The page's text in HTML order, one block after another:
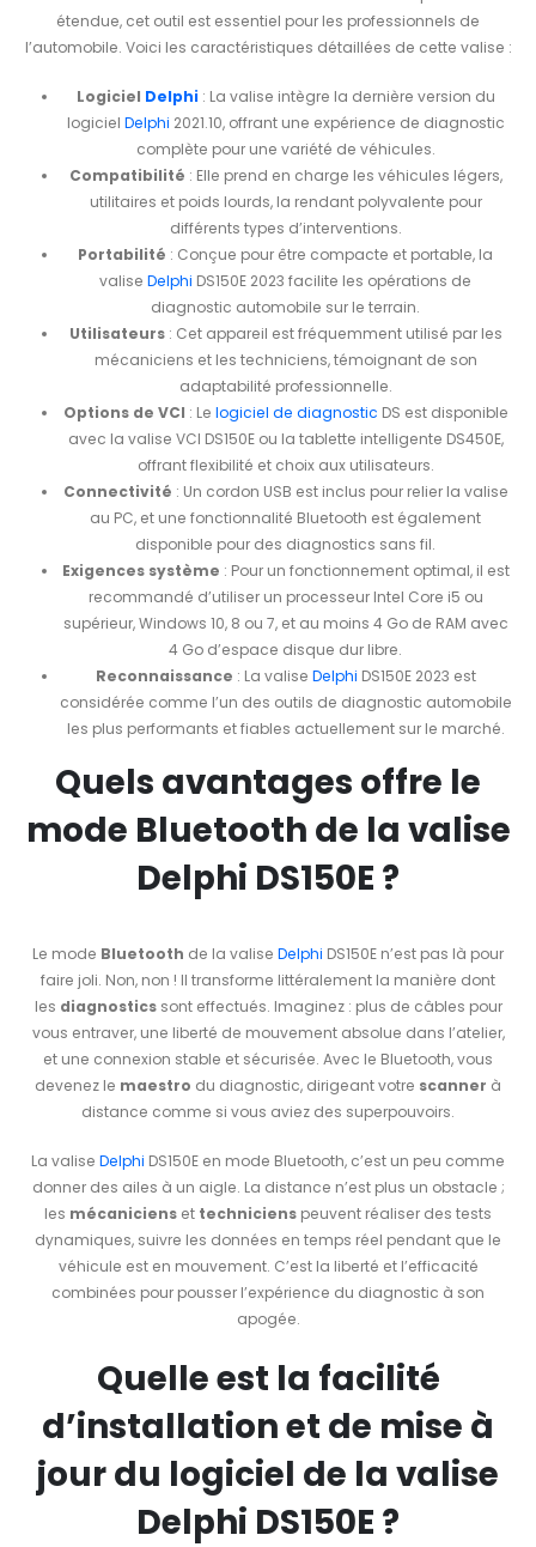
étendue, cet outil est essentiel pour les professionnels de
l’automobile. Voici les caractéristiques détaillées de cette valise :
Logiciel Delphi: La valise intègre la dernière version du
logiciel Delphi 2021.10, offrant une expérience de diagnostic
complète pour une variété de véhicules.
Compatibilité : Elle prend en charge les véhicules légers,
utilitaires et poids lourds, la rendant polyvalente pour
différents types d’interventions.
Portabilité : Conçue pour être compacte et portable, la
valiseDelphi DS150E 2023 facilite les opérations de
diagnostic automobile sur le terrain.
Utilisateurs: Cet appareil est fréquemment utilisé par les
mécaniciens et les techniciens, témoignant de son
adaptabilité professionnelle.
Options de VCI : Le logiciel de diagnostic DS est disponible
avec la valise VCI DS150E ou la tablette intelligente DS450E,
offrant flexibilité et choix aux utilisateurs.
Connectivité : Un cordon USB est inclus pour relier la valise
au PC, et une fonctionnalité Bluetooth est également
disponible pour des diagnostics sans fil.
Exigences système : Pour un fonctionnement optimal, il est
recommandé d’utiliser un processeur Intel Core i5 ou
supérieur, Windows 10, 8 ou 7, et au moins 4 Go de RAM avec
4 Go d’espace disque dur libre.
Reconnaissance : La valise Delphi DS150E 2023 est
considérée comme l’un des outils de diagnostic automobile
les plus performants et fiables actuellement sur le marché.
Quels avantages offre le
mode Bluetooth de la valise
Delphi DS150E ?
Le mode Bluetooth de la valise Delphi DS150E n’est pas là pour
faire joli. Non, non ! Il transforme littéralement la manière dont
les diagnosticssont effectués. Imaginez : plus de câbles pour
vous entraver, une liberté de mouvement absolue dans l’atelier,
et une connexion stable et sécurisée. Avec le Bluetooth, vous
devenez le maestro du diagnostic, dirigeant votre scanner à
distance comme si vous aviez des superpouvoirs.
La valise Delphi DS150E en mode Bluetooth, c’est un peu comme
donner des ailes à un aigle. La distance n’est plus un obstacle ;
les mécaniciens et techniciens peuvent réaliser des tests
dynamiques, suivre les données en temps réel pendant que le
véhicule est en mouvement. C’est la liberté et l’efficacité
combinées pour pousser l’expérience du diagnostic à son
apogée.
Quelle est la facilité
d’installation et de mise à
jour du logiciel de la valise
Delphi DS150E ?